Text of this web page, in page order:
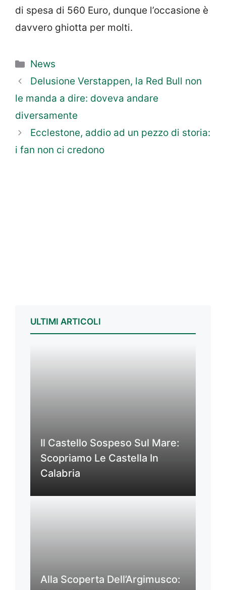
di spesa di 560 Euro, dunque l’occasione è
davvero ghiotta per molti.
Categorie
News
Delusione Verstappen, la Red Bull non
le manda a dire: doveva andare
diversamente
Ecclestone, addio ad un pezzo di storia:
i fan non ci credono
ULTIMI ARTICOLI
Il Castello Sospeso Sul Mare:
Scopriamo Le Castella In
Calabria
Alla Scoperta Dell’Argimusco: